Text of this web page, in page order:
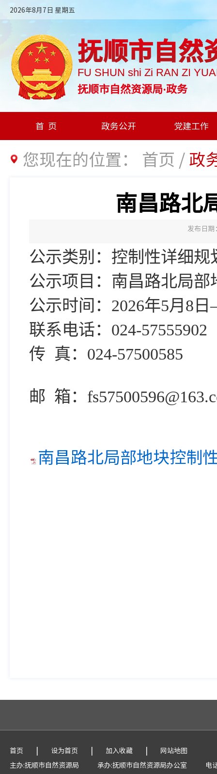
2026年8月7日 星期五
抚顺市自然
FU SHUN shi Zi RAN ZI
抚顺市自然资源局·政务
首页 政务公开 党建工作
您现在的位置： 首页 /政
南昌路北
发布日
公示类别：控制性详细规
公示项目：南昌路北局
公示时间：2026年5月8
联系电话：024-
传 真
邮 箱：
南昌路北局部地块控制
首页 | 设为首页 | 加入收藏 |
网站地图
主办:抚顺市自然资源局
承办:抚顺市自然资源局办公室
电